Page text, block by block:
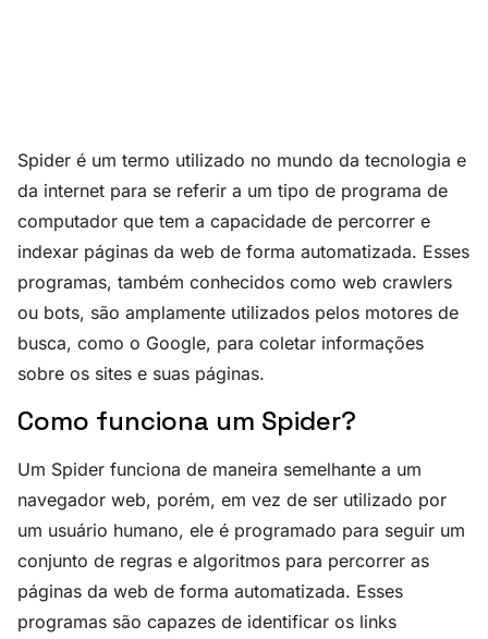
Spider é um termo utilizado no mundo da tecnologia e
da internet para se referir a um tipo de programa de
computador que tem a capacidade de percorrer e
indexar páginas da web de forma automatizada. Esses
programas, também conhecidos como web crawlers
ou bots, são amplamente utilizados pelos motores de
busca, como o Google, para coletar informações
sobre os sites e suas páginas.
Como funciona um Spider?
Um Spider funciona de maneira semelhante a um
navegador web, porém, em vez de ser utilizado por
um usuário humano, ele é programado para seguir um
conjunto de regras e algoritmos para percorrer as
páginas da web de forma automatizada. Esses
programas são capazes de identificar os links